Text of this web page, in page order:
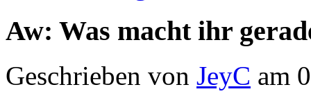
Aw: Was macht ihr
Geschrieben von JeyC am